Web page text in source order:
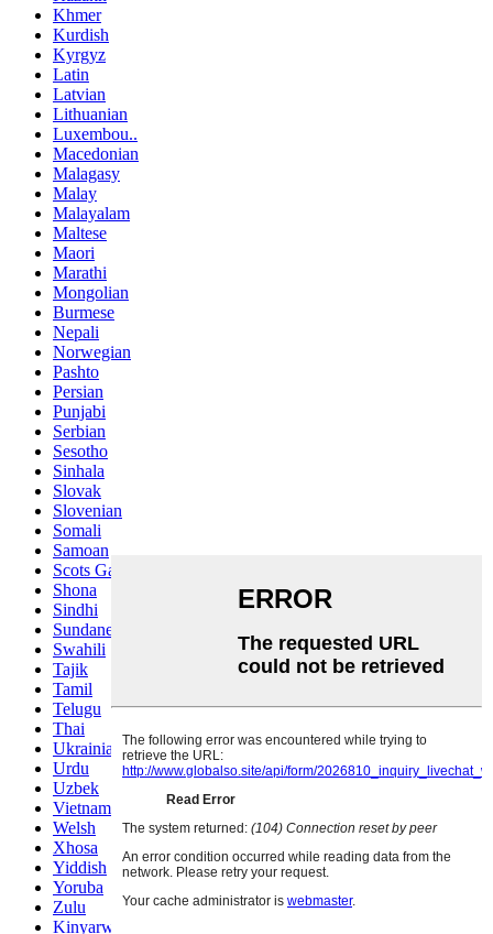
Khmer
Kurdish
Kyrgyz
Latin
Latvian
Lithuanian
Luxembou..
Macedonian
Malagasy
Malay
Malayalam
Maltese
Maori
Marathi
Mongolian
Burmese
Nepali
Norwegian
Pashto
Persian
Punjabi
Serbian
Sesotho
Sinhala
Slovak
Slovenian
Somali
Samoan
Scots Gaelic
Shona
Sindhi
Sundanese
Swahili
Tajik
Tamil
Telugu
Thai
Ukrainian
Urdu
Uzbek
Vietnamese
Welsh
Xhosa
Yiddish
Yoruba
Zulu
Kinyarwanda